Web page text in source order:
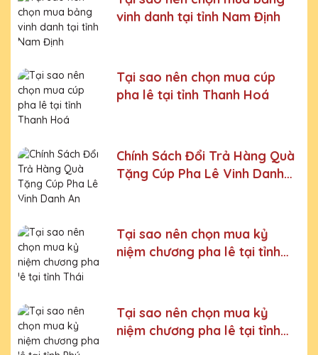
Bước 4: Xưởng sản xuất chế tác sản phẩm
Bước 6: Gọi điện xác nhận với khách hàng
Chúng tôi luôn tuân thủ quy trình làm việc chuyên nghiệp
và nghiêm ngặt ở từng khâu sản xuất.
trường Miền Bắc
Chúng tôi là đơn vị sản xuất trực tiếp, uy tín, giá rẻ. Nhận
đơn mọi số lượng, nhận làm những mẫu không có sẵn,
sản xuất theo ý tưởng của khách hàng.
Quý khách hàng thành phẩm bao gồm hộp xi lót lụa
vàng, với 2 màu lựa chọn xanh hoặc đỏ làm tăng thêm
tính trang trọng cho sản phẩm.
sang trọng, gửi đến người nhận những ý nghĩa to lớn:
- Vinh danh cá nhân, tập thể đạt thành tích xuất sắc
- Tặng phẩm chứng nhận cho những nỗ lực, cố gắng của
vinh danh tại tỉnh Nam Định
Tại sao nên chọn mua cúp
pha lê tại tỉnh Thanh Hoá
Chính Sách Đổi Trả Hàng Quà
Tặng Cúp Pha Lê Vinh Danh
Tại sao nên chọn mua kỷ
niệm chương pha lê tại tỉnh
Tại sao nên chọn mua kỷ
niệm chương pha lê tại tỉnh